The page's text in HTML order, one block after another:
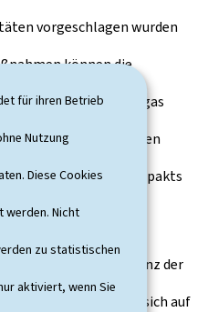
für ihren Betrieb
Nutzung
Diese Cookies
werden. Nicht
zu statistischen
aktiviert, wenn Sie
vorgeschlagen wurden
können die
10 bis 20 Prozent Erdgas
die Möglichkeit, den
im Rahmen des Klimapakts
wir die Resilienz der
Es ist wichtig, sich auf